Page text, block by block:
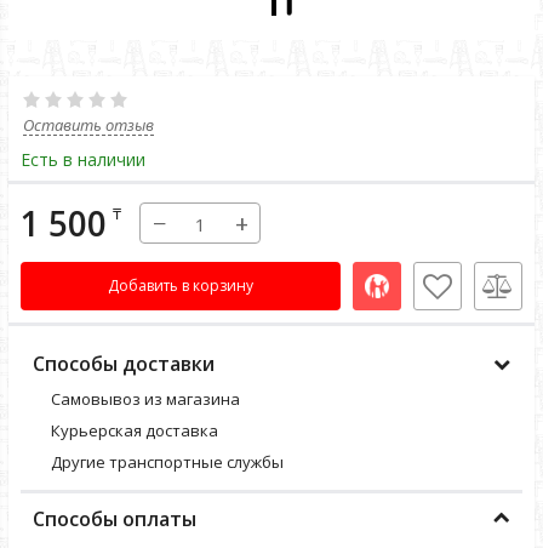
Оставить отзыв
Есть в наличии
1 500 ₸ − +
Добавить в корзину
Способы доставки
Самовывоз из магазина
Курьерская доставка
Другие транспортные службы
Способы оплаты